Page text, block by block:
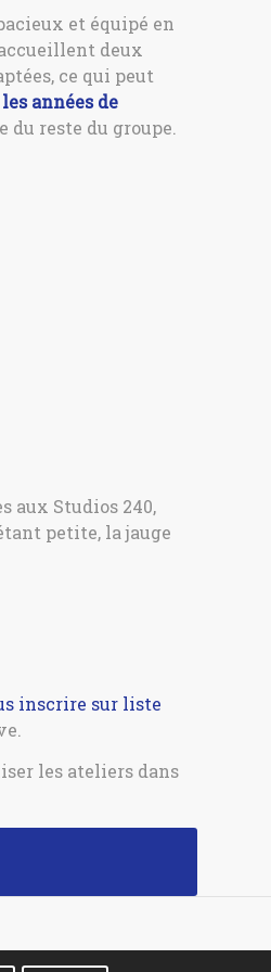
et équipé en
deux
ce qui peut
années de
du reste du groupe.
aux Studios 240,
petite, la jauge
inscrire sur liste
les ateliers dans